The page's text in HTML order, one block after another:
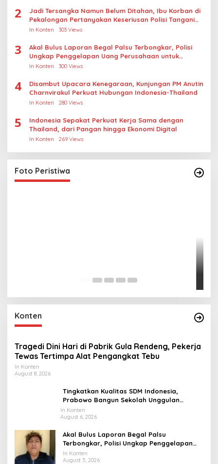
2
Jadi Tersangka Namun Belum Ditahan, Ibu Korban di
Pekalongan Pertanyakan Keseriusan Polisi Tangani
Kasus Rudapksa Sampai Anaknya Hamil
In Konten 303 Views
3
Akal Bulus Laporan Begal Palsu Terbongkar, Polisi
Ungkap Penggelapan Uang Perusahaan untuk
Crypto
In Konten 300 Views
4
Disambut Upacara Kenegaraan, Kunjungan PM Anutin
Charnvirakul Perkuat Hubungan Indonesia-Thailand
In Konten 280 Views
5
Indonesia Sepakat Perkuat Kerja Sama dengan
Thailand, dari Pangan hingga Ekonomi Digital
In Konten 269 Views
Foto Peristiwa
Lihat dari Dekat Operasi Laut Gabungan dan
Konten
Tragedi Dini Hari di Pabrik Gula Rendeng, Pekerja
Tewas Tertimpa Alat Pengangkat Tebu
In Konten
August 8, 2026
Tingkatkan Kualitas SDM Indonesia,
Prabowo Bangun Sekolah Unggulan
hingga Undang Universitas Terbaik Dunia
In Konten
August 6, 2026
Akal Bulus Laporan Begal Palsu
Terbongkar, Polisi Ungkap Penggelapan
Uang Perusahaan untuk Crypto
In Konten
August 5, 2026